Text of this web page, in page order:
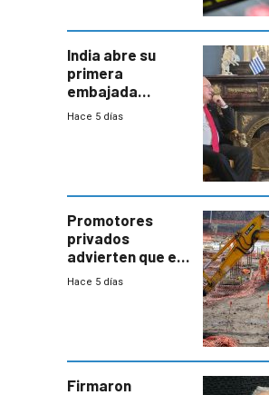
India abre su
primera
embajada
residente en
enorme
potencial
Hace 5 días
Promotores
privados
advierten que el
nuevo convenio
a revisar
proyectos
Hace 5 días
Firmaron